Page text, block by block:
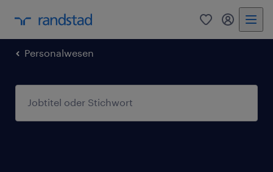
0 Mein
Personalwesen